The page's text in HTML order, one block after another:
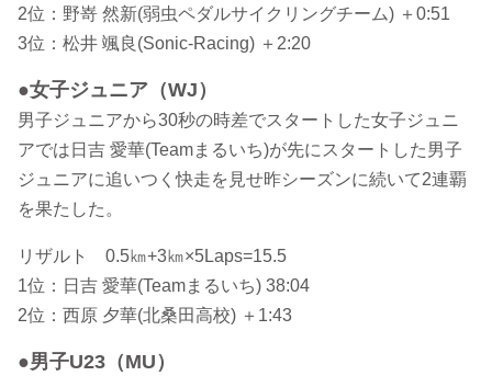
2位：野嵜 然新(弱虫ペダルサイクリングチーム) ＋0:51
3位：松井 颯良(Sonic-Racing) ＋2:20
●女子ジュニア（WJ）
男子ジュニアから30秒の時差でスタートした女子ジュニ
アでは日吉 愛華(Teamまるいち)が先にスタートした男子
ジュニアに追いつく快走を見せ昨シーズンに続いて2連覇
を果たした。
リザルト 0.5㎞+3㎞×5Laps=15.5
1位：日吉 愛華(Teamまるいち) 38:04
2位：西原 夕華(北桑田高校) ＋1:43
●男子U23（MU）